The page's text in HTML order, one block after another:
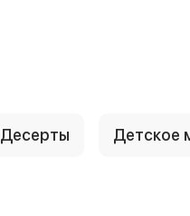
Десерты Детское